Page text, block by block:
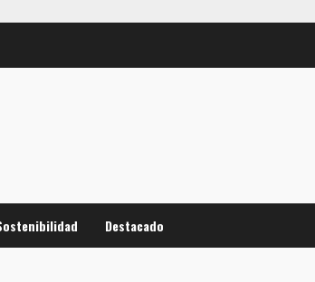
Destacado